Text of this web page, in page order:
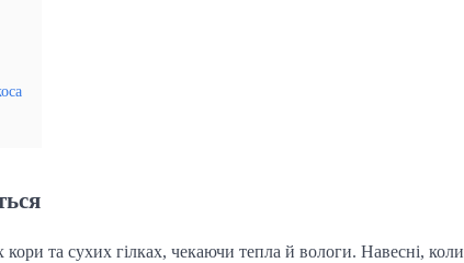
та сухих гілках, чекаючи тепла й вологи. Навесні, коли